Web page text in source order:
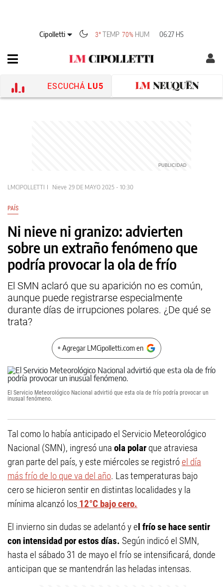
Cipolletti 3° TEMP 70% HUM 06:27 HS
ESCUCHÁ LU5
LMCIPOLLETTI Nieve 29 DE MAYO 2025 - 10:30
PAÍS
Ni nieve ni granizo: advierten
sobre un extraño fenómeno que
podría provocar la ola de frío
El SMN aclaró que su aparición no es común,
aunque puede registrarse especialmente
durante días de irrupciones polares. ¿De qué se
trata?
+ Agregar LMCipolletti.com en
El Servicio Meteorológico Nacional advirtió que esta ola de frío podría provocar un
inusual fenómeno.
Tal como lo había anticipado el Servicio Meteorológico
Nacional (SMN), ingresó una ola polar que atraviesa
gran parte del país, y este miércoles se registró el día
más frío de lo que va del año. Las temperaturas bajo
cero se hicieron sentir en distintas localidades y la
mínima alcanzó los 12°C bajo cero.
El invierno sin dudas se adelantó y el frío se hace sentir
con intensidad por estos días. Según indicó el SMN,
hasta el sábado 31 de mayo el frío se intensificará, donde
anticipan que se mantendrán las heladas intensas.